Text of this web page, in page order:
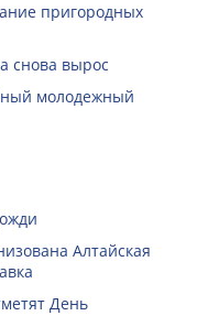
пригородных
снова вырос
молодежный
Алтайская
День